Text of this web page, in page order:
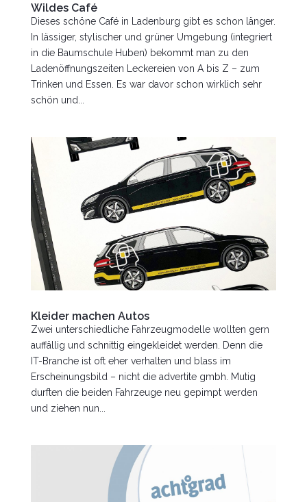
Wildes Café
Dieses schöne Café in Ladenburg gibt es schon länger.
In lässiger, stylischer und grüner Umgebung (integriert
in die Baumschule Huben) bekommt man zu den
Ladenöffnungszeiten Leckereien von A bis Z – zum
Trinken und Essen. Es war davor schon wirklich sehr
schön und...
Kleider machen Autos
Zwei unterschiedliche Fahrzeugmodelle wollten gern
auffällig und schnittig eingekleidet werden. Denn die
IT-Branche ist oft eher verhalten und blass im
Erscheinungsbild – nicht die advertite gmbh. Mutig
durften die beiden Fahrzeuge neu gepimpt werden
und ziehen nun...